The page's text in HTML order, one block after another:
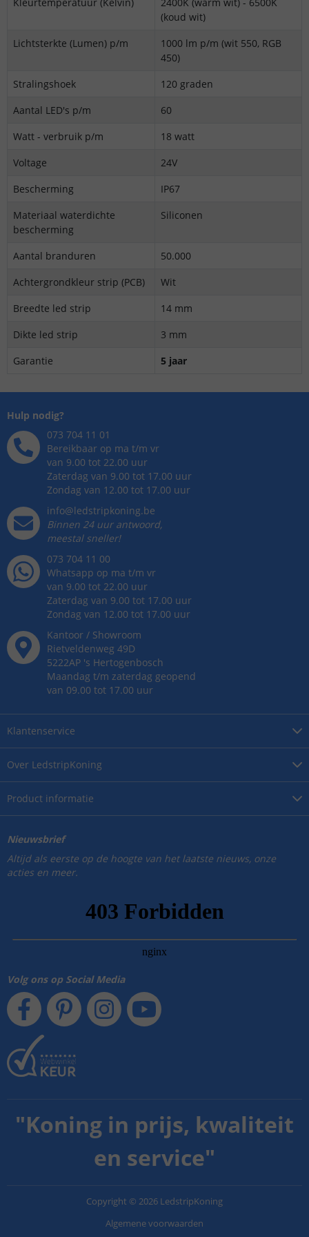
(koud wit)
Lichtsterkte (Lumen) p/m
1000 lm p/m (wit 550, RGB
450)
Stralingshoek
120 graden
Aantal LED's p/m
60
Watt - verbruik p/m
18 watt
Voltage
24V
Bescherming
IP67
Materiaal waterdichte
bescherming
Siliconen
Aantal branduren
50.000
Achtergrondkleur strip (PCB)
Wit
Breedte led strip
14 mm
Dikte led strip
3 mm
Garantie
5 jaar
Over LedstripKoning
Product informatie
Klantenservice
Hulp nodig?
073 704 11 01
Bereikbaar op ma t/m vr
van 9.00 tot 22.00 uur
Zaterdag van 9.00 tot 17.00 uur
Zondag van 12.00 tot 17.00 uur
info@ledstripkoning.be
Binnen 24 uur antwoord,
meestal sneller!
073 704 11 00
Whatsapp op ma t/m vr
van 9.00 tot 22.00 uur
Zaterdag van 9.00 tot 17.00 uur
Zondag van 12.00 tot 17.00 uur
Kantoor / Showroom
Rietveldenweg 49D
5222AP 's Hertogenbosch
Maandag t/m zaterdag geopend
van 09.00 tot 17.00 uur
Nieuwsbrief
Altijd als eerste op de hoogte van het laatste nieuws, onze
acties en meer.
Volg ons op Social Media
"Koning in prijs, kwaliteit
en service"
Copyright © 2026 LedstripKoning
Algemene voorwaarden